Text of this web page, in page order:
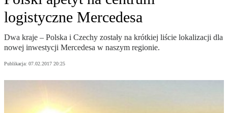
logistyczne Mercedesa
Dwa kraje – Polska i Czechy zostały na krótkiej liście lokalizacji dla
nowej inwestycji Mercedesa w naszym regionie.
Publikacja: 07.02.2017 20:25